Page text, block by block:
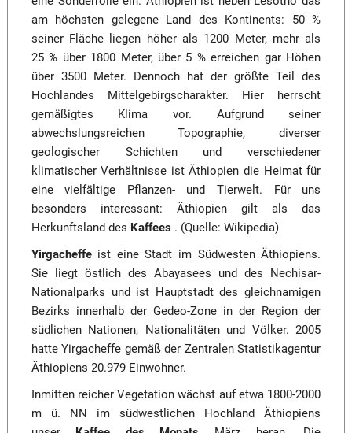
am höchsten gelegene Land des Kontinents: 50 %
seiner Fläche liegen höher als 1200 Meter, mehr als
25 % über 1800 Meter, über 5 % erreichen gar Höhen
über 3500 Meter. Dennoch hat der größte Teil des
Hochlandes Mittelgebirgscharakter. Hier herrscht
gemäßigtes Klima vor. Aufgrund seiner
abwechslungsreichen Topographie, diverser
geologischer Schichten und verschiedener
klimatischer Verhältnisse ist Äthiopien die Heimat für
eine vielfältige Pflanzen- und Tierwelt. Für uns
besonders interessant: Äthiopien gilt als das
Herkunftsland des Kaffees. (Quelle: Wikipedia)
Yirgacheffeist eine Stadt im Südwesten Äthiopiens.
Sie liegt östlich des Abayasees und des Nechisar-
Nationalparks und ist Hauptstadt des gleichnamigen
Bezirks innerhalb der Gedeo-Zone in der Region der
südlichen Nationen, Nationalitäten und Völker. 2005
hatte Yirgacheffe gemäß der Zentralen Statistikagentur
Äthiopiens 20.979 Einwohner.
Inmitten reicher Vegetation wächst auf etwa 1800-2000
m ü. NN im südwestlichen Hochland Äthiopiens